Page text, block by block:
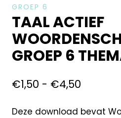
GROEP 6
TAAL ACTIEF
GROEP 6
€1,50 - €4,50
Deze download bevat